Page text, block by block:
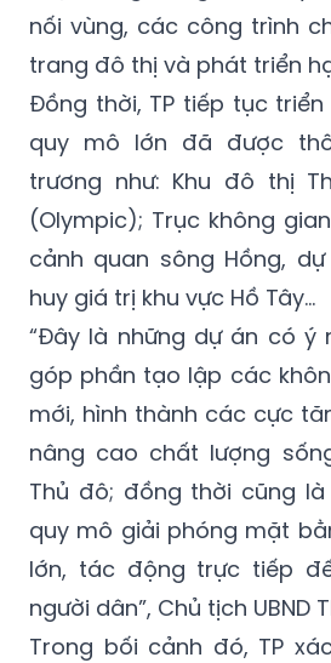
nối vùng, các công trình
trang đô thị và phát triển
Đồng thời, TP tiếp tục
quy mô lớn đã được
trương như: Khu đô thị
(Olympic); Trục không
cảnh quan sông Hồng,
huy giá trị khu vực Hồ Tây…
“Đây là những dự án có ý
góp phần tạo lập các
mới, hình thành các cực
nâng cao chất lượng
Thủ đô; đồng thời cũng
quy mô giải phóng mặt
lớn, tác động trực tiếp
người dân”, Chủ tịch UBND
Trong bối cảnh đó, TP